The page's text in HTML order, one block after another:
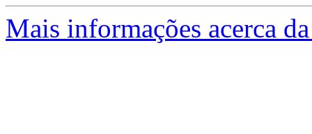
Mais informações acerca